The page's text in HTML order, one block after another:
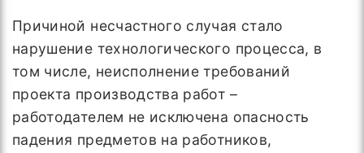
Причиной несчастного случая стало
нарушение технологического процесса, в
том числе, неисполнение требований
проекта производства работ –
работодателем не исключена опасность
падения предметов на работников,